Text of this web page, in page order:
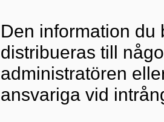
Den information du
distribueras till
administratören
ansvariga vid